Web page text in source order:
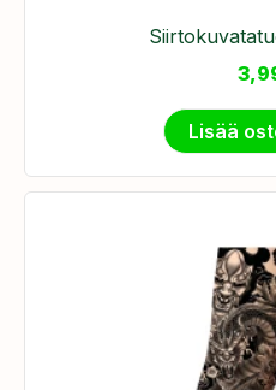
Lisää